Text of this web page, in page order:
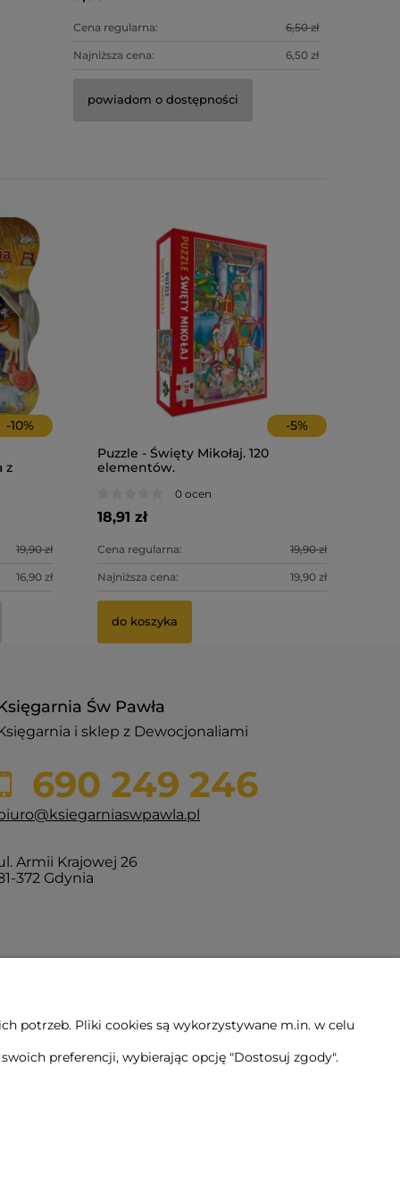
Cena regularna: 6,50 zł
Najniższa cena: 6,50 zł
powiadom o dostępności
-10%
z
19,90 zł
16,90 zł
-5%
Puzzle - Święty Mikołaj. 120
elementów.
0 ocen
18,91 zł
Cena regularna: 19,90 zł
Najniższa cena: 19,90 zł
do koszyka
Św Pawła
i sklep z Dewocjonaliami
690 249 246
Armii Krajowej 26
372 Gdynia
potrzeb. Pliki cookies są wykorzystywane m.in. w celu
preferencji, wybierając opcję "Dostosuj zgody".